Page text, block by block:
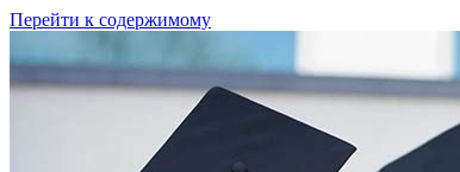
Перейти к содержимому